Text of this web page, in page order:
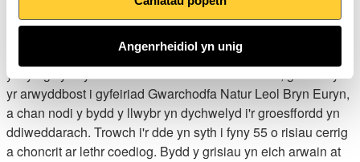
Angenrheidiol yn unig
addurnedig a nodedig iawn.
6. Cerddwch i fyny Tan-y-bryn Road, a fydd yn disgyn rhyw
ychydig cyn cyrraedd croesffordd. Trowch i'r dde, gan ddilyn
yr arwyddbost i gyfeiriad Gwarchodfa Natur Leol Bryn Euryn,
a chan nodi y bydd y llwybr yn dychwelyd i'r groesffordd yn
ddiweddarach. Trowch i'r dde yn syth i fyny 55 o risiau cerrig
a choncrit ar lethr coediog. Bydd y grisiau yn eich arwain at